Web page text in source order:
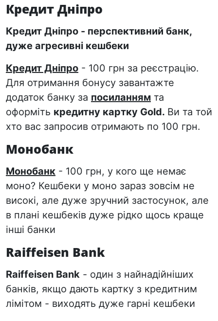
Кредит Дніпро
Кредит Дніпро - перспективний банк,
дуже агресивні кешбеки
Кредит Дніпро - 100 грн за реєстрацію.
Для отримання бонусу завантажте
додаток банку за посиланням та
оформіть кредитну картку Gold. Ви та той
хто вас запросив отримають по 100 грн.
Монобанк
Монобанк - 100 грн, у кого ще немає
моно? Кешбеки у моно зараз зовсім не
високі, але дуже зручний застосунок, але
в плані кешбеків дуже рідко щось краще
інші банки
Raiffeisen Bank
Raiffeisen Bank - один з найнадійніших
банків, якщо дають картку з кредитним
лімітом - виходять дуже гарні кешбеки